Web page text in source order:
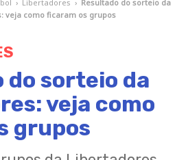
› Libertadores › Resultado do sorteio da
veja como ficaram os grupos
do sorteio da
veja como
grupos